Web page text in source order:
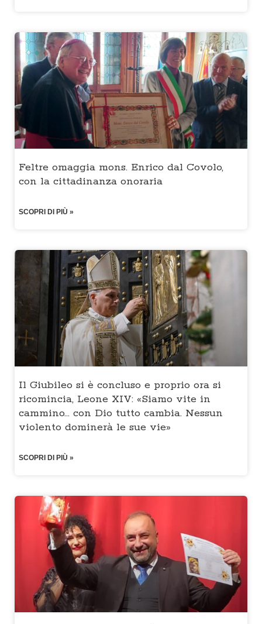
Feltre omaggia mons. Enrico dal Covolo,
con la cittadinanza onoraria
SCOPRI DI PIÙ »
Il Giubileo si è concluso e proprio ora si
ricomincia, Leone XIV: «Siamo vite in
cammino… con Dio tutto cambia. Nessun
violento dominerà le sue vie»
SCOPRI DI PIÙ »